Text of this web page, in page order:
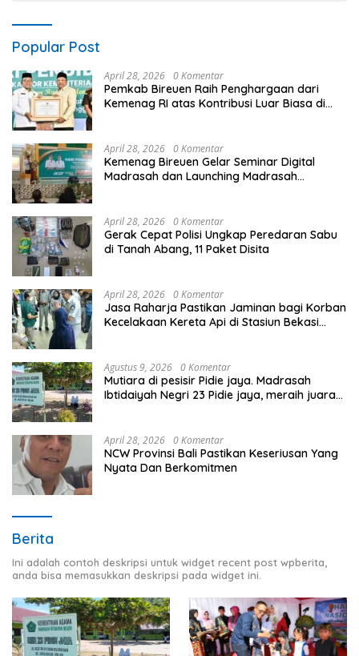
Popular Post
April 28, 2026 0 Komentar
Pemkab Bireuen Raih Penghargaan dari
Kemenag RI atas Kontribusi Luar Biasa di
April 28, 2026 0 Komentar
Kemenag Bireuen Gelar Seminar Digital
Madrasah dan Launching Madrasah
April 28, 2026 0 Komentar
Gerak Cepat Polisi Ungkap Peredaran Sabu
di Tanah Abang, 11 Paket Disita
April 28, 2026 0 Komentar
Jasa Raharja Pastikan Jaminan bagi Korban
Kecelakaan Kereta Api di Stasiun Bekasi
Agustus 9, 2026 0 Komentar
Mutiara di pesisir Pidie jaya. Madrasah
Ibtidaiyah Negri 23 Pidie jaya, meraih juara
April 28, 2026 0 Komentar
NCW Provinsi Bali Pastikan Keseriusan Yang
Nyata Dan Berkomitmen
Berita
Ini adalah contoh deskripsi untuk widget recent post wpberita,
anda bisa memasukkan deskripsi pada widget ini.